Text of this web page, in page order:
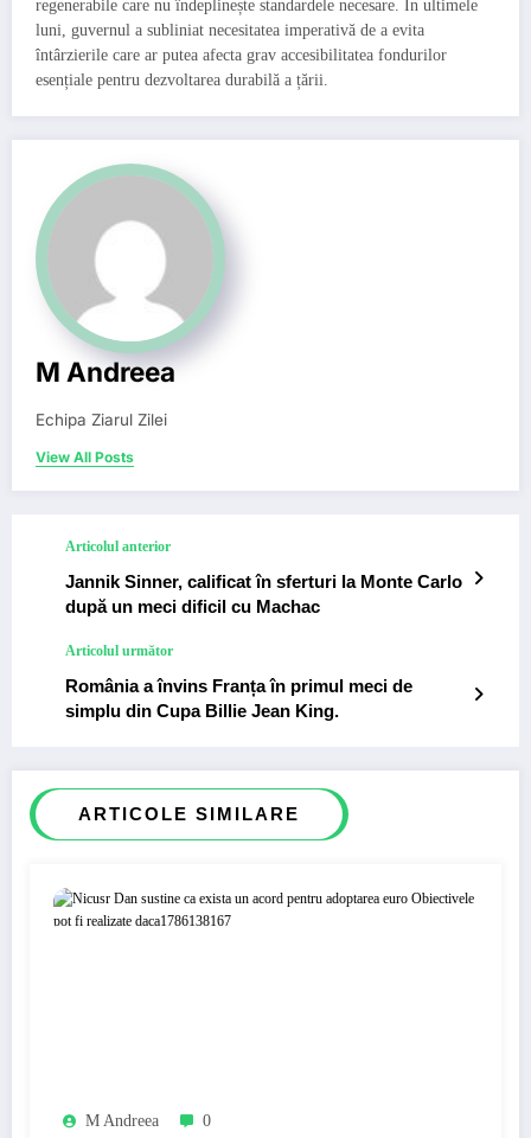
regenerabile care nu îndeplinește standardele necesare. În ultimele
luni, guvernul a subliniat necesitatea imperativă de a evita
întârzierile care ar putea afecta grav accesibilitatea fondurilor
esențiale pentru dezvoltarea durabilă a țării.
M Andreea
Echipa Ziarul Zilei
View All Posts
Articolul anterior
Jannik Sinner, calificat în sferturi la Monte Carlo
după un meci dificil cu Machac
Articolul următor
România a învins Franța în primul meci de
simplu din Cupa Billie Jean King.
ARTICOLE SIMILARE
M Andreea 0